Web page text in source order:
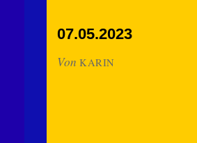
07.05.2023
Von KARIN